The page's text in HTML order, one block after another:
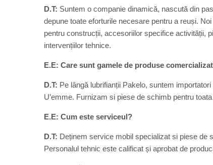
D.T: Suntem o companie dinamică, nascută din
depune toate eforturile necesare pentru a reuși.
pentru construcții, accesoriilor specifice activității,
intervențiilor tehnice.
E.E: Care sunt gamele de produse
D.T: Pe lângă lubrifianții Pakelo, suntem
U’emme. Furnizam si piese de schimb pentru
E.E: Cum este serviceul?
D.T: Deținem service mobil specializat si piese de
Personalul tehnic este calificat și aprobat de